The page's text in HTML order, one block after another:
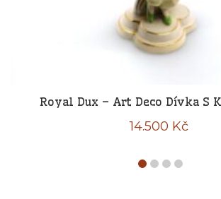
Royal Dux – Art Deco Dívka S
14.500 Kč